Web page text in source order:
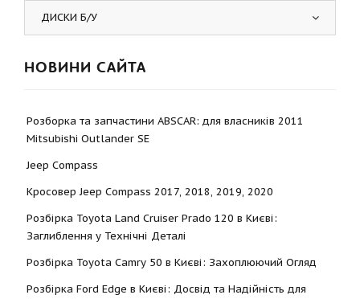
ДИСКИ Б/У
НОВИНИ САЙТА
Розборка та запчастини ABSCAR: для власників 2011
Mitsubishi Outlander SE
Jeep Compass
Кросовер Jeep Compass 2017, 2018, 2019, 2020
Розбірка Toyota Land Cruiser Prado 120 в Києві:
Заглиблення у Технічні Деталі
Розбірка Toyota Camry 50 в Києві: Захоплюючий Огляд
Розбірка Ford Edge в Києві: Досвід та Надійність для